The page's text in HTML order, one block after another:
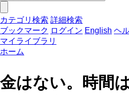
カテゴリ検索 詳細検索
ブックマーク ログイン English ヘ
マイライブラリ
ホーム
金はない。時間